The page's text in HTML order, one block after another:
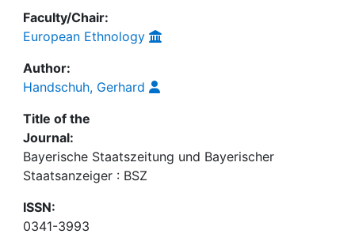
Faculty/Chair:
European Ethnology
Author:
Handschuh, Gerhard
Title of the
Journal:
Bayerische Staatszeitung und Bayerischer
Staatsanzeiger : BSZ
ISSN:
0341-3993